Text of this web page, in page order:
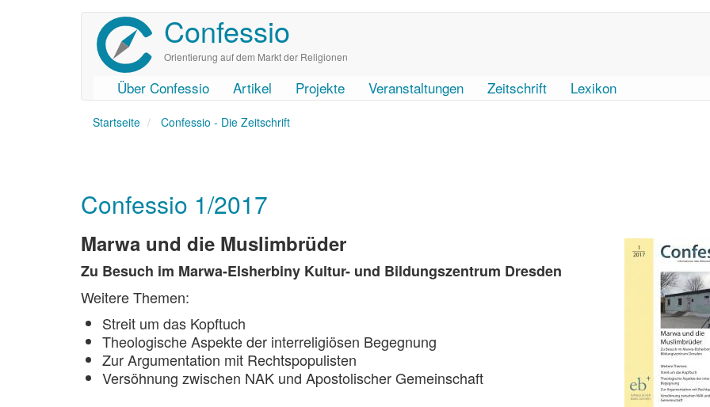
Confessio
Orientierung auf dem Markt der Religionen
User
account
Main
navigation
Über Confessio Artikel Projekte Veranstaltungen Zeitschrift Lexikon
Startseite Confessio - Die Zeitschrift
Confessio 1/2017
Marwa und die Muslimbrüder
Zu Besuch im Marwa-Elsherbiny Kultur- und Bildungszentrum Dresden
Weitere Themen:
Streit um das Kopftuch
Theologische Aspekte der interreligiösen Begegnung
Zur Argumentation mit Rechtspopulisten
Versöhnung zwischen NAK und Apostolischer Gemeinschaft